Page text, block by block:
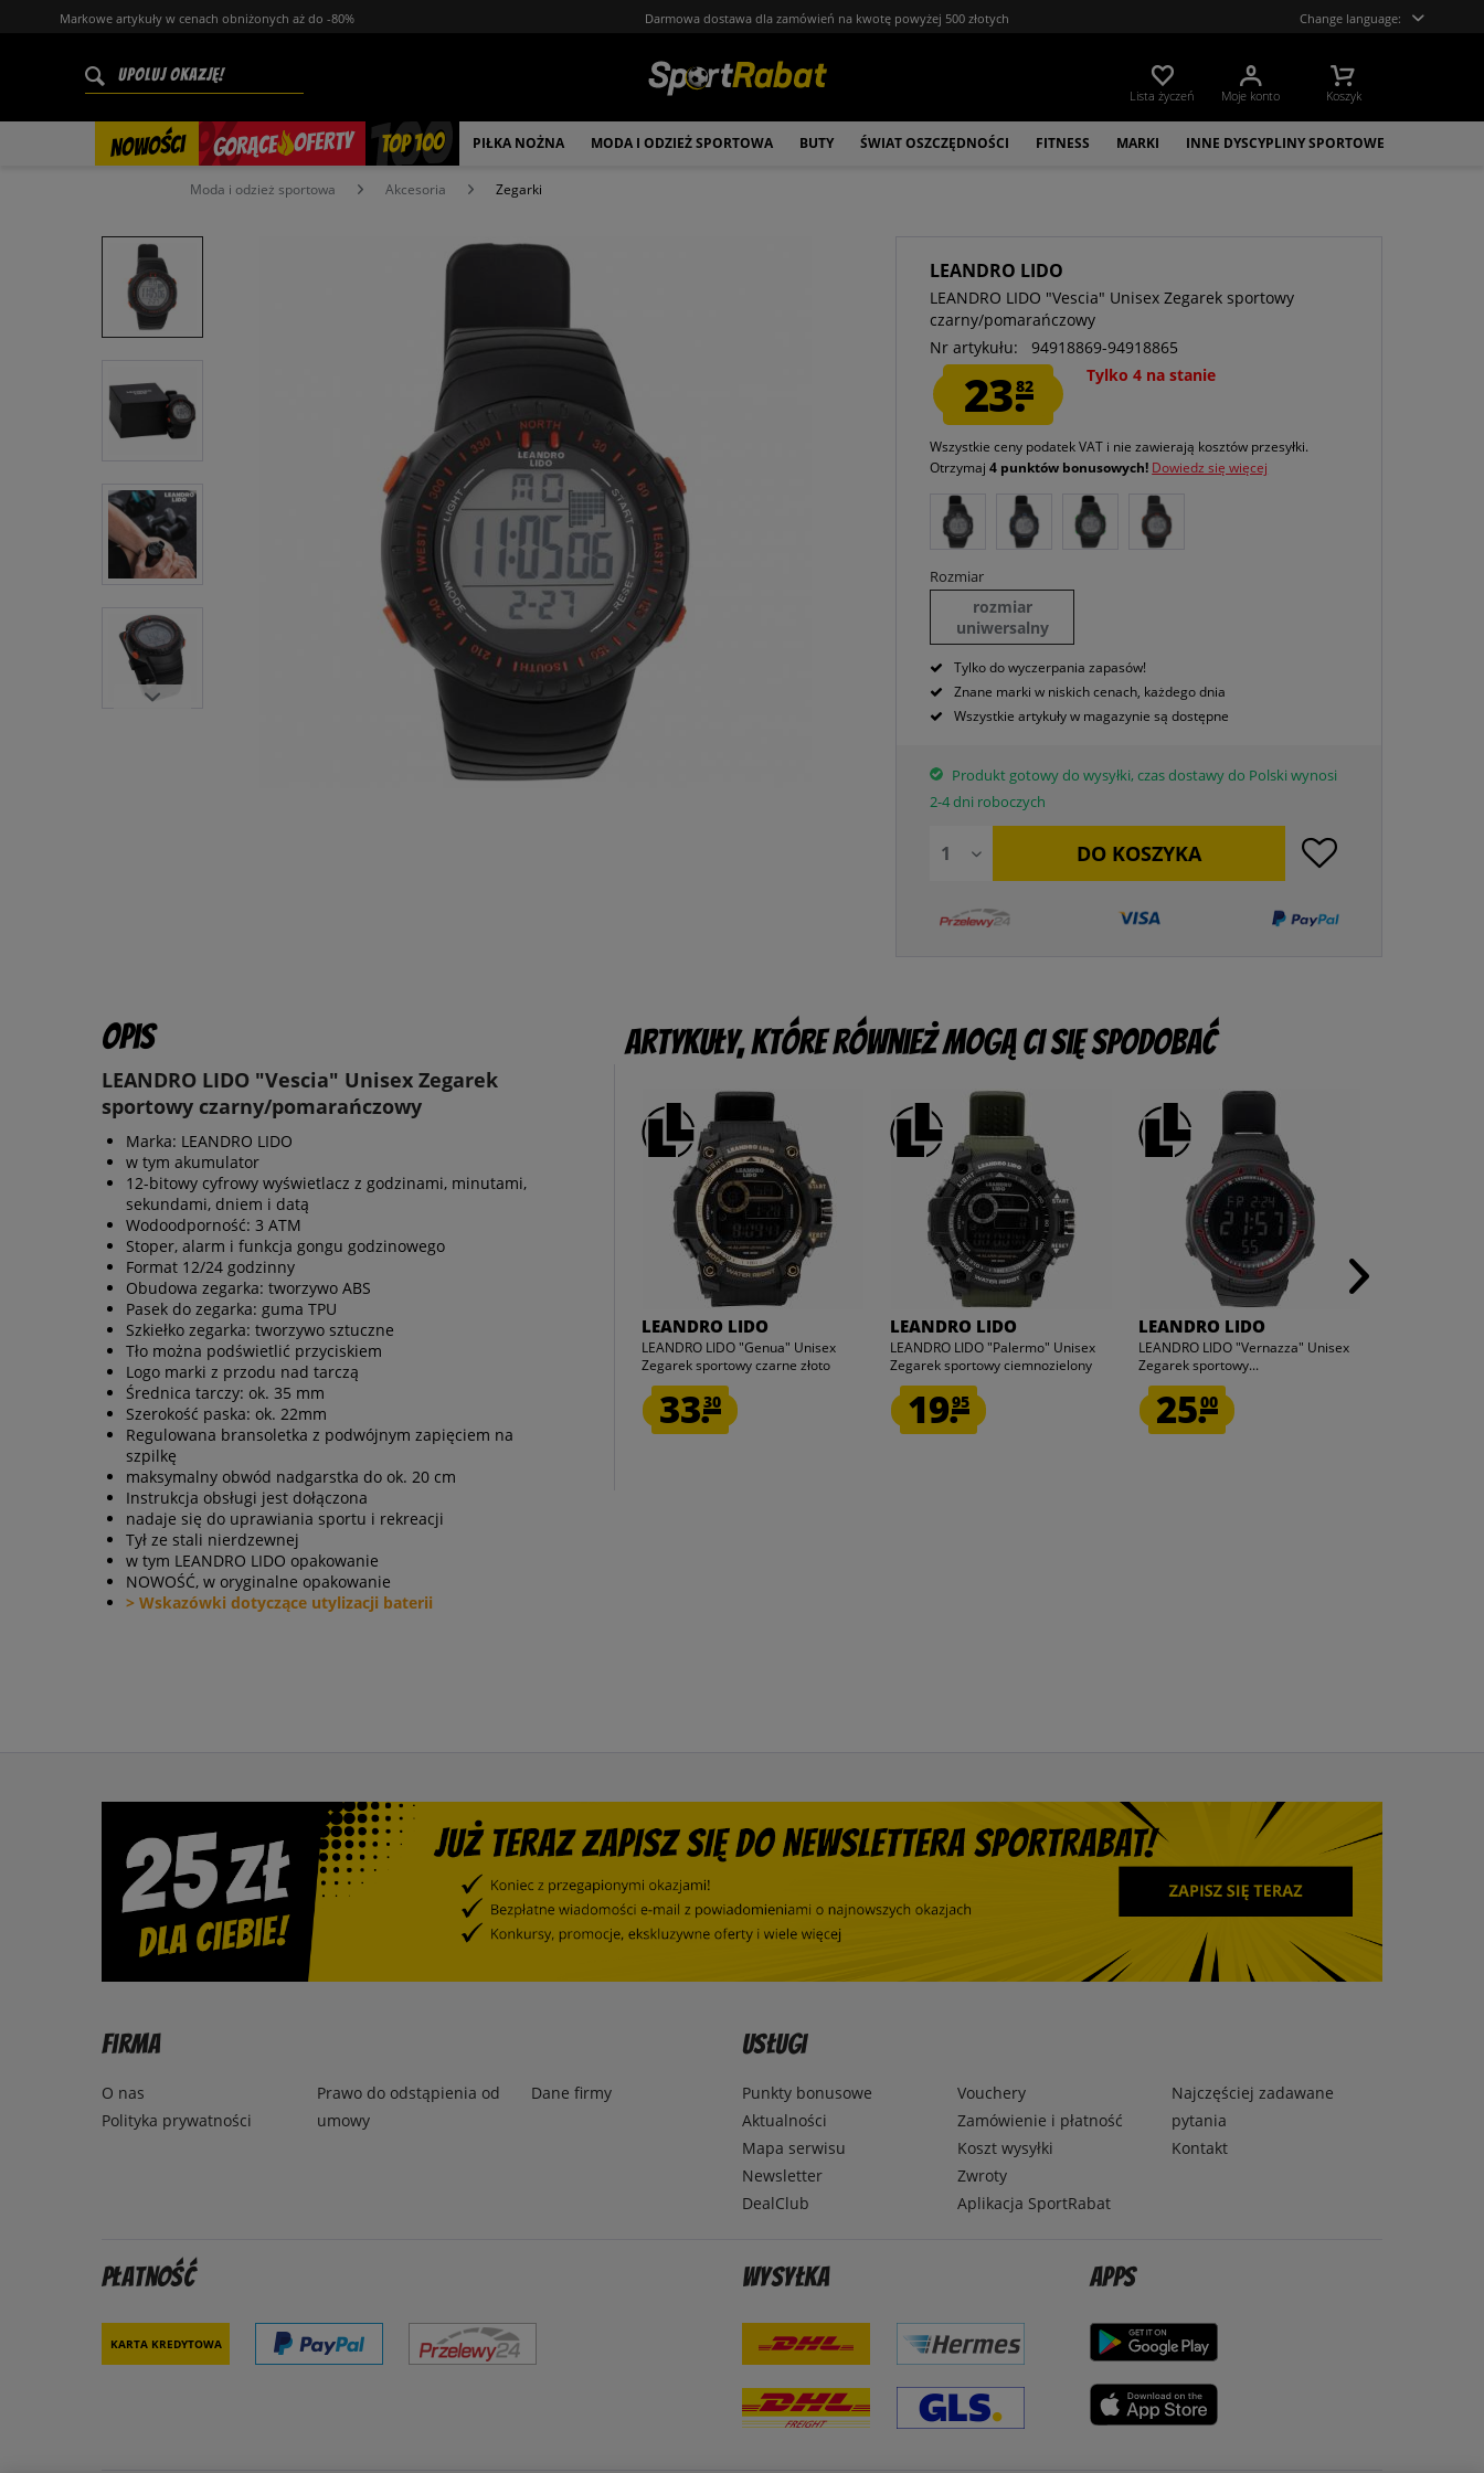
Markowe artykuły w cenach obniżonych aż do -80% Darmowa dostawa dla zamówień na kwotę powyżej 500 złotych Change language:
Lista życzeń Moje konto Koszyk
NOWOŚCI GORĄCE OFERTY
% TOP 100 PIŁKA NOŻNA MODA I ODZIEŻ SPORTOWA BUTY ŚWIAT OSZCZĘDNOŚCI FITNESS MARKI INNE DYSCYPLINY SPORTOWE
Moda i odzież sportowa Akcesoria Zegarki
LEANDRO LIDO
LEANDRO LIDO "Vescia" Unisex Zegarek sportowy
czarny/pomarańczowy
Nr artykułu:
94918869-94918865
23.82
Tylko 4 na stanie
Wszystkie ceny podatek VAT i nie zawierają kosztów przesyłki.
Otrzymaj4 punktów bonusowych! Dowiedz się więcej
Rozmiar
rozmiar
uniwersalny
Tylko do wyczerpania zapasów!
Znane marki w niskich cenach, każdego dnia
Wszystkie artykuły w magazynie są dostępne
Produkt gotowy do wysyłki, czas dostawy do Polski wynosi
2-4 dni roboczych
DO KOSZYKA
Opis
LEANDRO LIDO "Vescia" Unisex Zegarek
sportowy czarny/pomarańczowy
Marka: LEANDRO LIDO
w tym akumulator
12-bitowy cyfrowy wyświetlacz z godzinami, minutami,
sekundami, dniem i datą
Wodoodporność: 3 ATM
Stoper, alarm i funkcja gongu godzinowego
Format 12/24 godzinny
Obudowa zegarka: tworzywo ABS
Pasek do zegarka: guma TPU
Szkiełko zegarka: tworzywo sztuczne
Tło można podświetlić przyciskiem
Logo marki z przodu nad tarczą
Średnica tarczy: ok. 35 mm
Szerokość paska: ok. 22mm
Regulowana bransoletka z podwójnym zapięciem na
szpilkę
maksymalny obwód nadgarstka do ok. 20 cm
Instrukcja obsługi jest dołączona
nadaje się do uprawiania sportu i rekreacji
Tył ze stali nierdzewnej
w tym LEANDRO LIDO opakowanie
NOWOŚĆ, w oryginalne opakowanie
> Wskazówki dotyczące utylizacji baterii
Artykuły, które również mogą Ci się spodobać
LEANDRO LIDO
LEANDRO LIDO "Genua" Unisex
Zegarek sportowy czarne złoto
33.30
LEANDRO LIDO
LEANDRO LIDO "Palermo" Unisex
Zegarek sportowy ciemnozielony
19.95
LEANDRO LIDO
LEANDRO LIDO "Vernazza" Unisex
Zegarek sportowy...
25.00
Firma
O nas
Polityka prywatności
Prawo do odstąpienia od
umowy
Dane firmy
Usługi
Punkty bonusowe
Aktualności
Mapa serwisu
Newsletter
DealClub
Vouchery
Zamówienie i płatność
Koszt wysyłki
Zwroty
Aplikacja SportRabat
Najczęściej zadawane
pytania
Kontakt
Płatność
Karta kredytowa
Wysyłka Apps